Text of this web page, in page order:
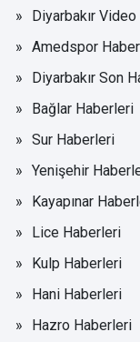
Diyarbakır
Amedspor
Diyarbakır Son
Bağlar Haberleri
Sur Haberleri
Yenişehir
Kayapınar
Lice Haberleri
Kulp Haberleri
Hani Haberleri
Hazro Haberleri